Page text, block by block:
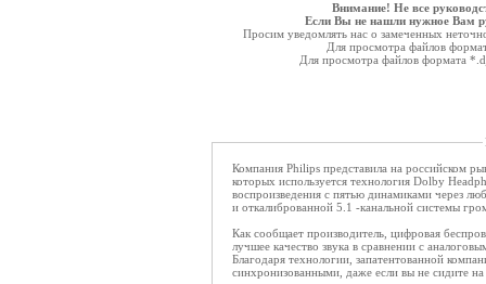
Внимание! Не все
Если Вы не нашли нужное Вам
Просим уведомлять нас о замеченных
Для просмотра файлов
Для просмотра файлов формата
Компания Philips представила на российском
которых используется технология Dolby
воспроизведения с пятью динамиками через
и откалиброванной 5.1 -канальной системы
Как сообщает производитель, цифровая
лучшее качество звука в сравнении с
Благодаря технологии, запатентованной
синхронизованными, даже если вы не сидите